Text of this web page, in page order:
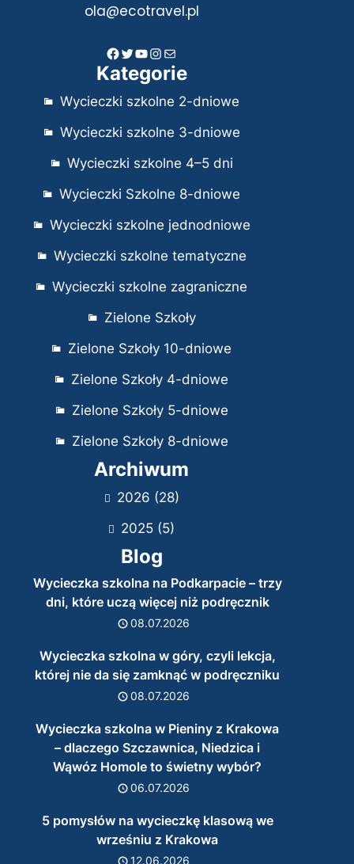
ola@ecotravel.pl
Facebook Twitter YouTube InstagramMail
Kategorie
Wycieczki szkolne 2-dniowe
Wycieczki szkolne 3-dniowe
Wycieczki szkolne 4–5 dni
Wycieczki Szkolne 8-dniowe
Wycieczki szkolne jednodniowe
Wycieczki szkolne tematyczne
Wycieczki szkolne zagraniczne
Zielone Szkoły
Zielone Szkoły 10-dniowe
Zielone Szkoły 4-dniowe
Zielone Szkoły 5-dniowe
Zielone Szkoły 8-dniowe
Archiwum
2026 (28)
2025 (5)
Blog
Wycieczka szkolna na Podkarpacie – trzy
dni, które uczą więcej niż podręcznik
08.07.2026
Wycieczka szkolna w góry, czyli lekcja,
której nie da się zamknąć w podręczniku
08.07.2026
Wycieczka szkolna w Pieniny z Krakowa
– dlaczego Szczawnica, Niedzica i
Wąwóz Homole to świetny wybór?
06.07.2026
5 pomysłów na wycieczkę klasową we
wrześniu z Krakowa
12.06.2026